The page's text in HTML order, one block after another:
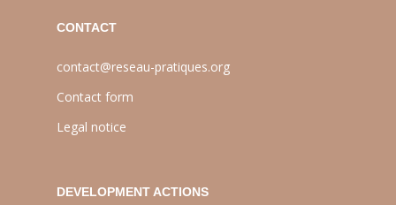
CONTACT
contact@reseau-pratiques.org
Contact form
Legal notice
DEVELOPMENT ACTIONS